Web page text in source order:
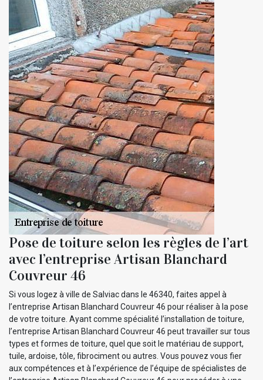
Pose de toiture selon les règles de l’art
avec l’entreprise Artisan Blanchard
Couvreur 46
Si vous logez à ville de Salviac dans le 46340, faites appel à
l’entreprise Artisan Blanchard Couvreur 46 pour réaliser à la pose
de votre toiture. Ayant comme spécialité l’installation de toiture,
l’entreprise Artisan Blanchard Couvreur 46 peut travailler sur tous
types et formes de toiture, quel que soit le matériau de support,
tuile, ardoise, tôle, fibrociment ou autres. Vous pouvez vous fier
aux compétences et à l’expérience de l’équipe de spécialistes de